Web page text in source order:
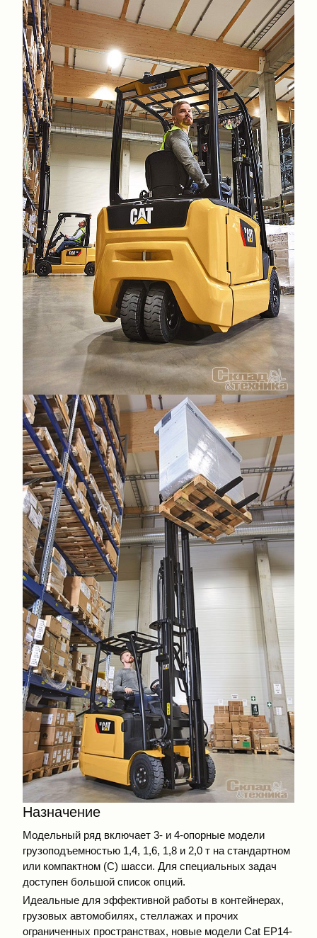
Назначение
Модельный ряд включает 3- и 4-опорные модели
грузоподъемностью 1,4, 1,6, 1,8 и 2,0 т на стандартном
или компактном (C) шасси. Для специальных задач
доступен большой список опций.
Идеальные для эффективной работы в контейнерах,
грузовых автомобилях, стеллажах и прочих
ограниченных пространствах, новые модели Cat EP14-